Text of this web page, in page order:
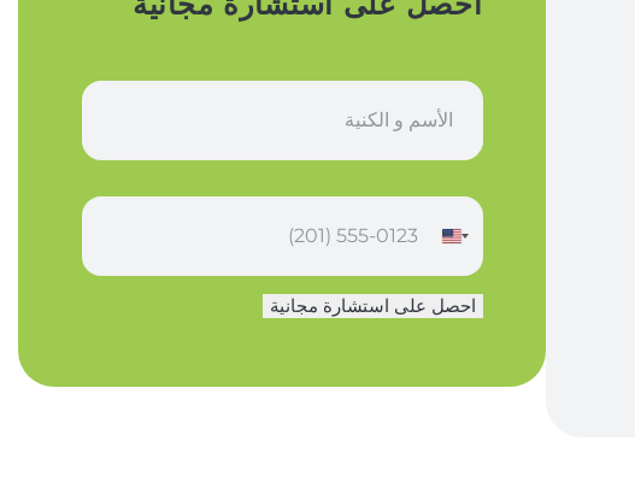
ا
م
ه
ت
ف
احصل على استشارة مجانية